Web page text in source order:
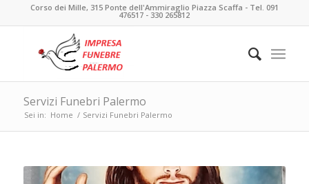
Corso dei Mille, 315 Ponte dell'Ammiraglio Piazza Scaffa - Tel. 091
476517 - 330 265812
Servizi Funebri Palermo
Sei in: Home / Servizi Funebri Palermo